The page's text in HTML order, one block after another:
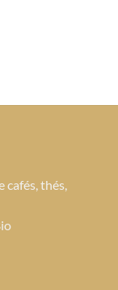
cafés, thés,